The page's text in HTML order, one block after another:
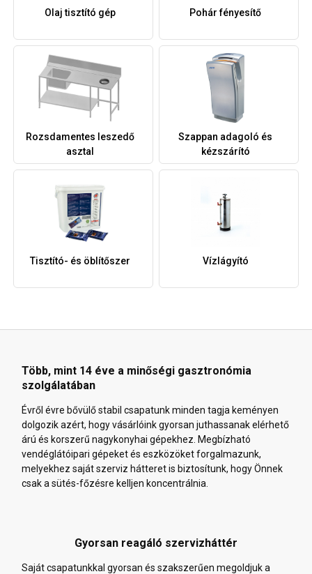
Olaj tisztító gép Pohár fényesítő
Rozsdamentes leszedő
asztal
Szappan adagoló és
kézszárító
Tisztító- és öblítőszer Vízlágyító
Több, mint 14 éve a minőségi gasztronómia
szolgálatában
Évről évre bővülő stabil csapatunk minden tagja keményen
dolgozik azért, hogy vásárlóink gyorsan juthassanak elérhető
árú és korszerű nagykonyhai gépekhez. Megbízható
vendéglátóipari gépeket és eszközöket forgalmazunk,
melyekhez saját szerviz hátteret is biztosítunk, hogy Önnek
csak a sütés-főzésre kelljen koncentrálnia.
Gyorsan reagáló szervizháttér
Saját csapatunkkal gyorsan és szakszerűen megoldjuk a